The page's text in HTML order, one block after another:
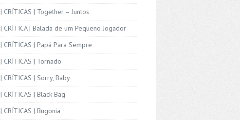
| CRÍTICAS | Together – Juntos
| CRÍTICA | Balada de um Pequeno Jogador
| CRÍTICAS | Papá Para Sempre
| CRÍTICAS | Tornado
| CRÍTICAS | Sorry, Baby
| CRÍTICAS | Black Bag
| CRÍTICAS | Bugonia